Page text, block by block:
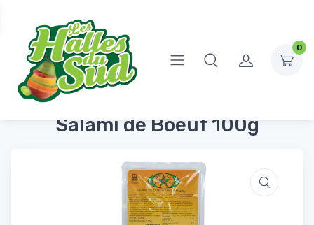
0
Accueil Produits Frais
Salami de Boeuf 100g
Salami de Boeuf 100g